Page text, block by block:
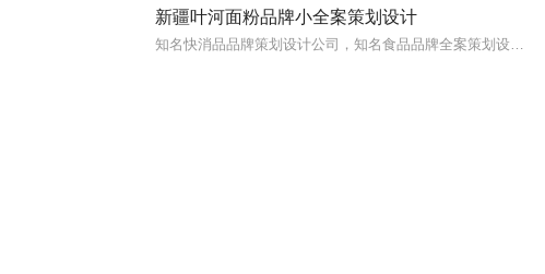
新疆叶河面粉品牌小全案策划设计